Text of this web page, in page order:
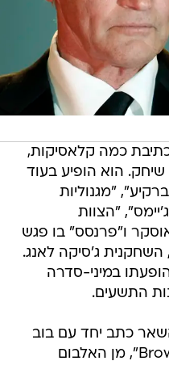
כמה קלאסיקות,
הוא הופיע בעוד
"מגנוליות
"הצוות
ו"פרנסס" בו פגש
ג'סיקה לאנג.
במיני-סדרה
כתב יחד עם בוב
דילן את השיר "Brownsville Girl", מן האלבום